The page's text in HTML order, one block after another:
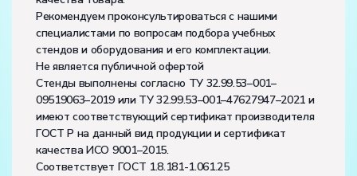
Рекомендуем проконсультироваться с нашими
специалистами по вопросам подбора учебных
стендов и оборудования и его комплектации.
Не является публичной офертой
Стенды выполнены согласно ТУ 32.99.53–001–
09519063–2019 или ТУ 32.99.53–001–47627947–2021 и
имеют соответствующий сертификат производителя
ГОСТ Р на данный вид продукции и сертификат
качества ИСО 9001–2015.
Соответствует ГОСТ 1.8.181-1.061.25